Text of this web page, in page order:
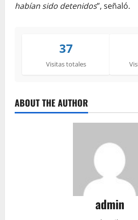
habían sido detenidos”, señaló.
37
Visitas totales
ABOUT THE AUTHOR
admin